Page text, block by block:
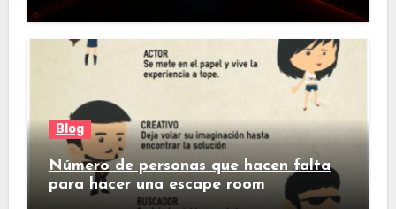
Blog
Número de personas que hacen falta
para hacer una escape room